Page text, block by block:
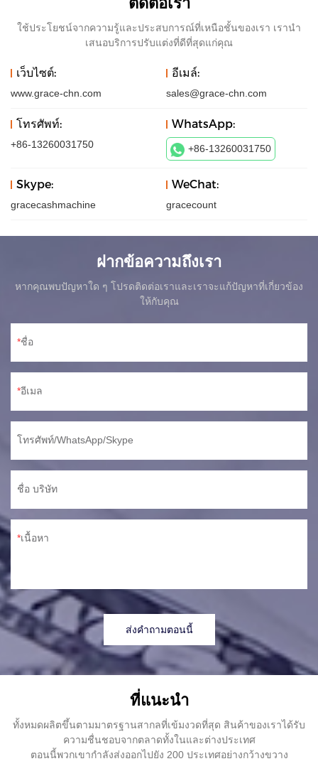
ใช้ประโยชน์จากความรู้และประสบการณ์ที่เหนือชั้นของเรา เรานำ
เสนอบริการปรับแต่งที่ดีที่สุดแก่คุณ
เว็บไซต์:
www.grace-chn.com
อีเมล์:
sales@grace-chn.com
โทรศัพท์:
+86-13260031750
WhatsApp:
+86-13260031750
Skype:
gracecashmachine
WeChat:
gracecount
ฝากข้อความถึงเรา
หากคุณพบปัญหาใด ๆ โปรดติดต่อเราและเราจะแก้ปัญหาที่เกี่ยวข้อง
ให้กับคุณ
ชื่อ
อีเมล
โทรศัพท์/WhatsApp/Skype
ชื่อ บริษัท
เนื้อหา
ส่งคำถามตอนนี้
ที่แนะนำ
ทั้งหมดผลิตขึ้นตามมาตรฐานสากลที่เข้มงวดที่สุด สินค้าของเราได้รับ
ความชื่นชอบจากตลาดทั้งในและต่างประเทศ
ตอนนี้พวกเขากำลังส่งออกไปยัง 200 ประเทศอย่างกว้างขวาง